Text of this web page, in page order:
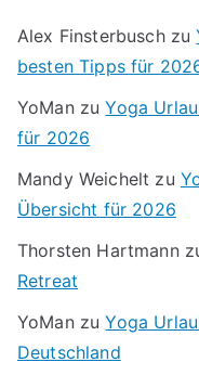
Alex Finsterbuschzu
besten Tipps für
YoManzuYoga
für 2026
Mandy Weichelt zu
Übersicht für 2026
Thorsten Hartmann
Retreat
YoManzuYoga
Deutschland